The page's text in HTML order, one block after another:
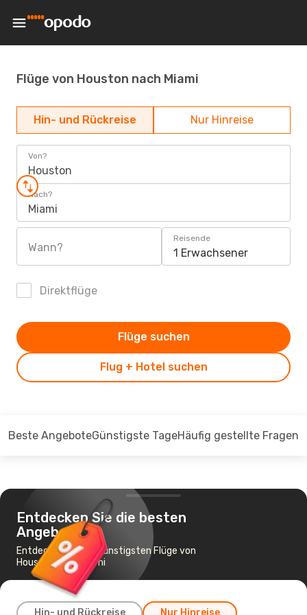
Flüge von Houston nach Miami
Hin- und Rückreise Nur Hinreise
Von?
Houston
Nach?
Miami
Wann?
Reisende
1 Erwachsener
Direktflüge
Flug + Hotel suchen
Flüge suchen
Beste AngeboteGünstigste TageHäufig gestellte Fragen
Entdecken Sie die besten
Angebote
Entdecken Sie die günstigsten Flüge von
Houston nach Miami
Hin- und Rückreise Nur Hinreise